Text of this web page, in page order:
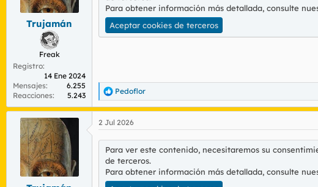
e
s
Trujamán
Freak
Registro
14 Ene 2024
Mensajes
6.255
Reacciones
5.243
Para obtener información más detallada, consulte
Aceptar cookies de terceros
R
e
a
c
o
n
e
s
Pedoflor
2 Jul 2026
Para ver este contenido, necesitaremos su
de terceros.
Para obtener información más detallada, consulte